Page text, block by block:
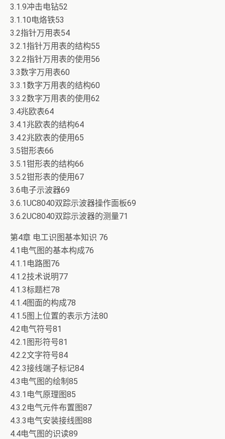
3.1.9冲击电钻52
3.1.10电烙铁53
3.2指针万用表54
3.2.1指针万用表的结构55
3.2.2指针万用表的使用56
3.3数字万用表60
3.3.1数字万用表的结构60
3.3.2数字万用表的使用62
3.4兆欧表64
3.4.1兆欧表的结构64
3.4.2兆欧表的使用65
3.5钳形表66
3.5.1钳形表的结构66
3.5.2钳形表的使用67
3.6电子示波器69
3.6.1UC8040双踪示波器操作面板69
3.6.2UC8040双踪示波器的测量71
第4章 电工识图基本知识 76
4.1电气图的基本构成76
4.1.1电路图76
4.1.2技术说明77
4.1.3标题栏78
4.1.4图面的构成78
4.1.5图上位置的表示方法80
4.2电气符号81
4.2.1图形符号81
4.2.2文字符号84
4.2.3接线端子标记84
4.3电气图的绘制85
4.3.1电气原理图85
4.3.2电气元件布置图87
4.3.3电气安装接线图88
4.4电气图的识读89